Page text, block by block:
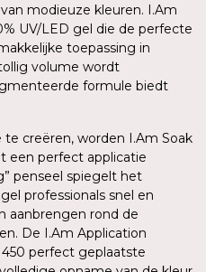
modieuze kleuren. I.Am
UV/LED gel die de perfecte
toepassing in
volume wordt
formule biedt
creëren, worden I.Am Soak
een perfect applicatie
penseel spiegelt het
professionals snel en
aanbrengen rond de
De I.Am Application
perfect geplaatste